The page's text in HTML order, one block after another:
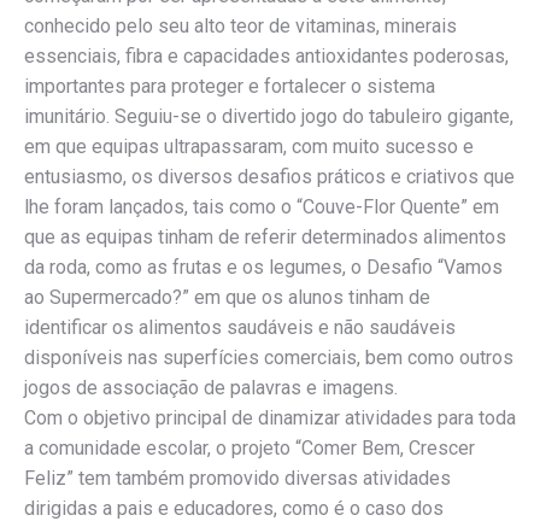
conhecido pelo seu alto teor de vitaminas, minerais
essenciais, fibra e capacidades antioxidantes poderosas,
importantes para proteger e fortalecer o sistema
imunitário. Seguiu-se o divertido jogo do tabuleiro gigante,
em que equipas ultrapassaram, com muito sucesso e
entusiasmo, os diversos desafios práticos e criativos que
lhe foram lançados, tais como o “Couve-Flor Quente” em
que as equipas tinham de referir determinados alimentos
da roda, como as frutas e os legumes, o Desafio “Vamos
ao Supermercado?” em que os alunos tinham de
identificar os alimentos saudáveis e não saudáveis
disponíveis nas superfícies comerciais, bem como outros
jogos de associação de palavras e imagens.
Com o objetivo principal de dinamizar atividades para toda
a comunidade escolar, o projeto “Comer Bem, Crescer
Feliz” tem também promovido diversas atividades
dirigidas a pais e educadores, como é o caso dos